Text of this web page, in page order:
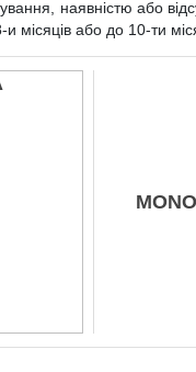
наявністю або
місяців або до 10-ти
кімнати